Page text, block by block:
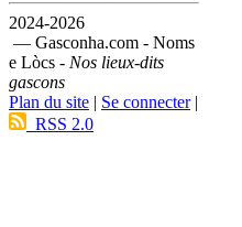
2024-2026
— Gasconha.com - Noms
e Lòcs - Nos lieux-dits
gascons
Plan du site | Se connecter|
RSS 2.0